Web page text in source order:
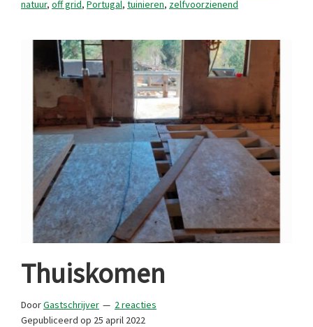
natuur, off grid, Portugal, tuinieren, zelfvoorzienend
Thuiskomen
DoorGastschrijver
2 reacties
Gepubliceerd op 25 april 2022